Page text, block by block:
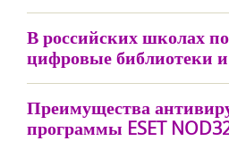
В российских школах
цифровые библиотеки
Преимущества
программы ESET